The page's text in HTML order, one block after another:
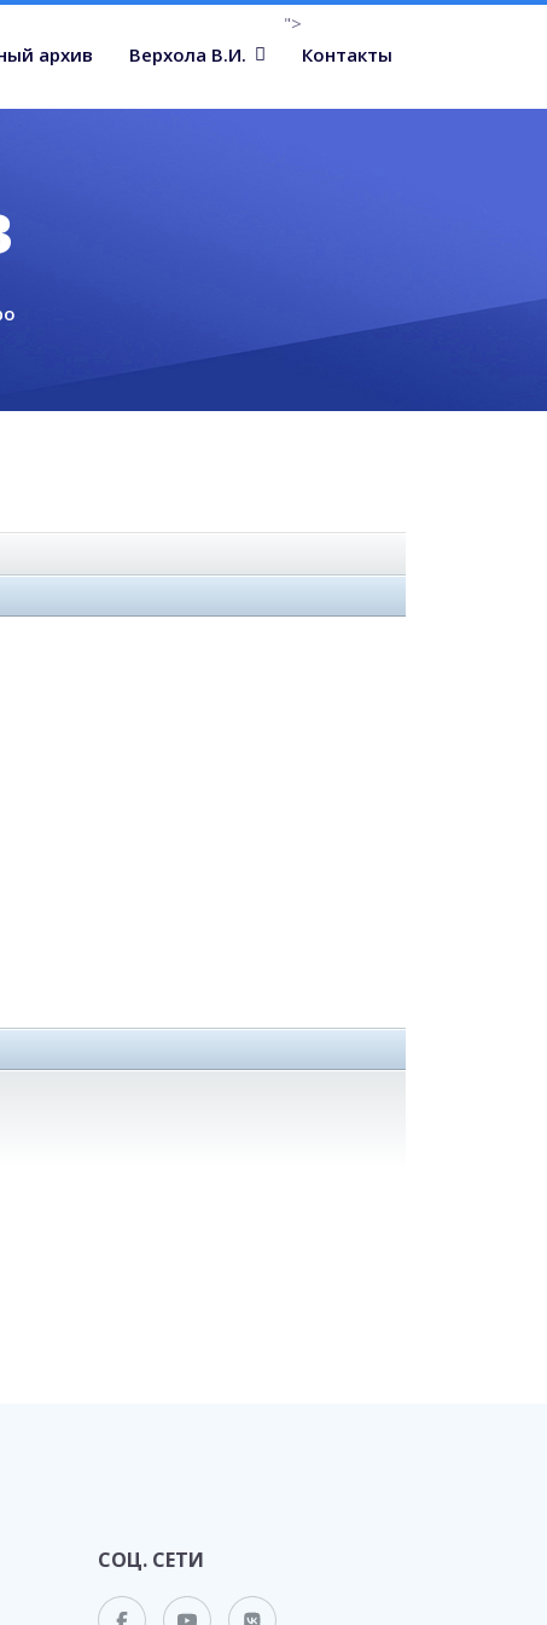
архив Верхола В.И.
">
Контакты
СОЦ. СЕТИ